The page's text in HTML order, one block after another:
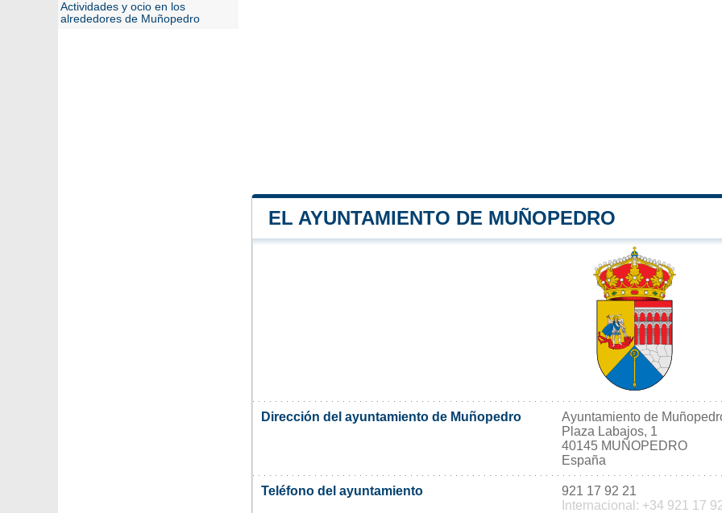
EL AYUNTAMIENTO DE MUÑOPEDRO
Dirección del ayuntamiento de Muñopedro
Ayuntamiento de
Plaza Labajos, 1
40145 MUÑOPEDRO
España
Teléfono del ayuntamiento
921 17 92 21
Internacional: +34 921 17
Actividades y ocio en los
alrededores de Muñopedro